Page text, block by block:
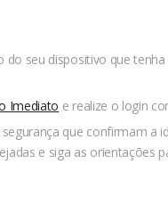
do seu dispositivo que
Imediato e realize o login
segurança que confirmam a
e siga as orientações